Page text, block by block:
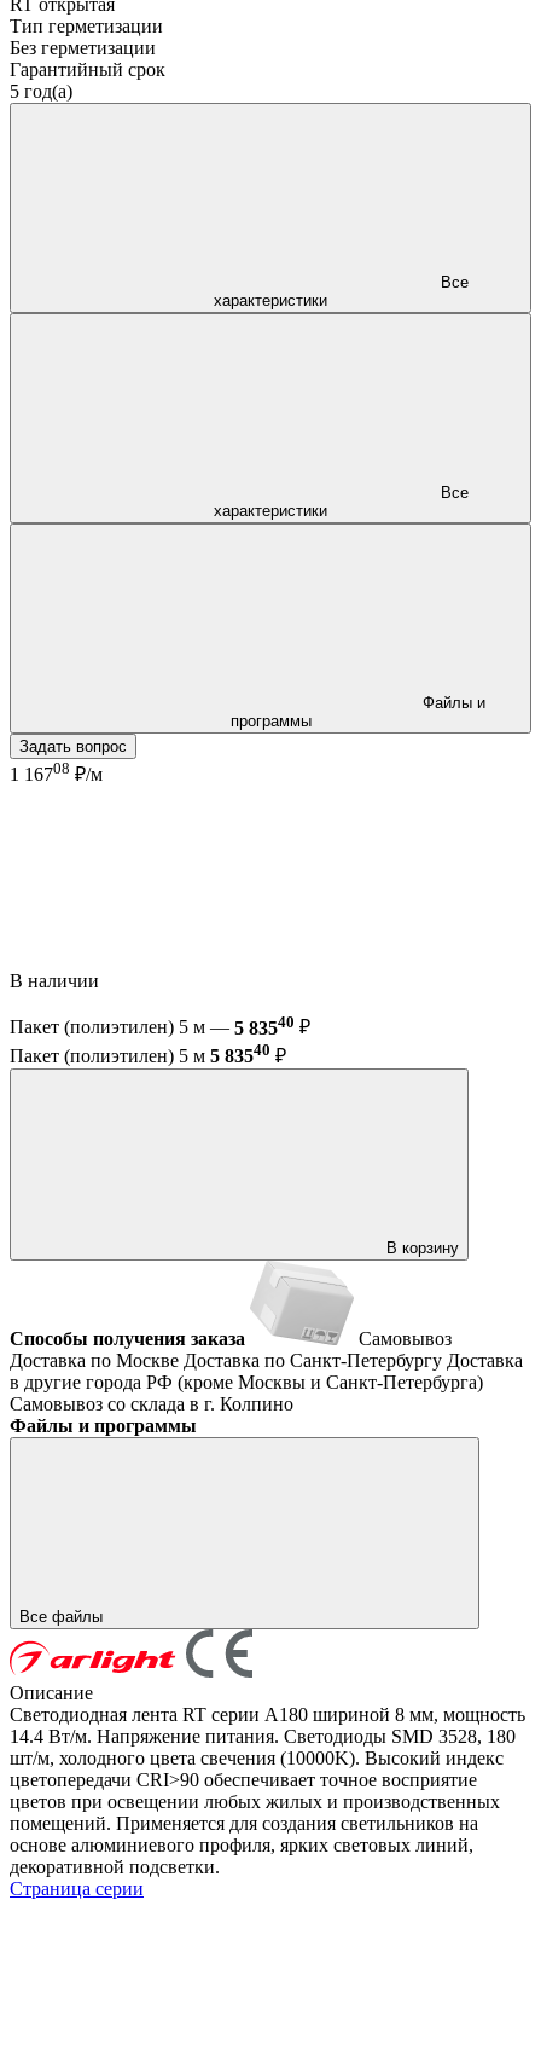
Тип герметизации
Без герметизации
Гарантийный срок
5 год(а)
характеристики
характеристики
программы
Задать вопрос
1 16708 ₽/м
В наличии
Пакет (полиэтилен) 5 м — 5 83540 ₽
Пакет (полиэтилен) 5 м 5 83540 ₽
В корзину
Способы получения заказа
Самовывоз
Доставка по Москве Доставка по Санкт-Петербургу Доставка
в другие города РФ (кроме Москвы и Санкт-Петербурга)
Самовывоз со склада в г. Колпино
Файлы и программы
Все файлы
Описание
Светодиодная лента RT серии A180 шириной 8 мм, мощность
14.4 Вт/м. Напряжение питания. Светодиоды SMD 3528, 180
шт/м, холодного цвета свечения (10000K). Высокий индекс
цветопередачи CRI>90 обеспечивает точное восприятие
цветов при освещении любых жилых и производственных
помещений. Применяется для создания светильников на
основе алюминиевого профиля, ярких световых линий,
декоративной подсветки.
Страница серии